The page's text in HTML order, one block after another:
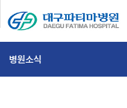
병원소식